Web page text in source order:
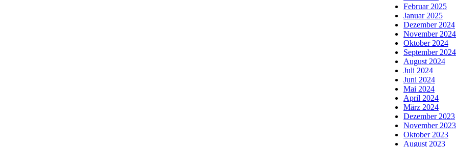
Februar 2025
Januar 2025
Dezember 2024
November 2024
Oktober 2024
September 2024
August 2024
Juli 2024
Juni 2024
Mai 2024
April 2024
März 2024
Dezember 2023
November 2023
Oktober 2023
August 2023